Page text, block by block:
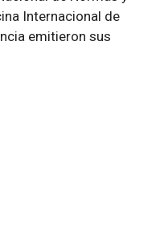
Internacional de
emitieron sus